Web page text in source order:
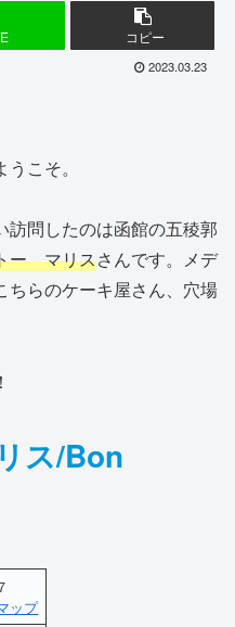
コピー
2023.03.23
こそ。
訪問したのは函館の五稜郭
ー マリスさんです。メデ
ちらのケーキ屋さん、穴場
ス/Bon
ップ